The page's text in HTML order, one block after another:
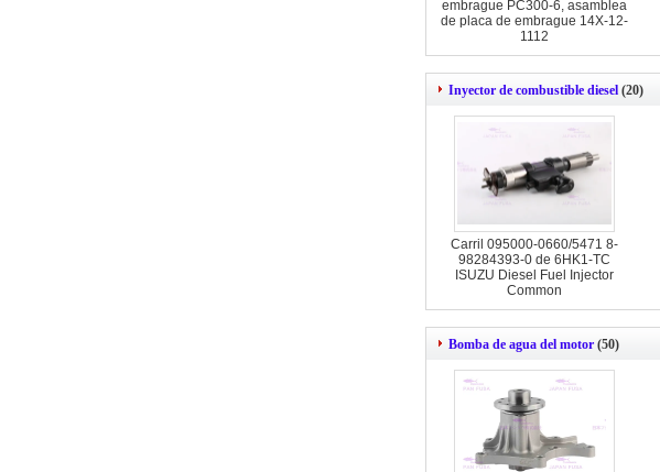
embrague PC300-6, asamblea
de placa de embrague 14X-12-
1112
Inyector de combustible diesel (20)
Carril 095000-0660/5471 8-
98284393-0 de 6HK1-TC
ISUZU Diesel Fuel Injector
Common
Bomba de agua del motor (50)